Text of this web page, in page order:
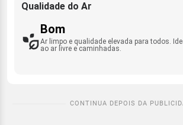
Qualidade do Ar
Bom
Ar limpo e qualidade elevada para todos.
ao ar livre e caminhadas.